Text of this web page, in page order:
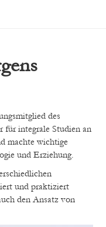
für integrale Studien an
machte wichtige
und Erziehung.
und praktiziert
den Ansatz von